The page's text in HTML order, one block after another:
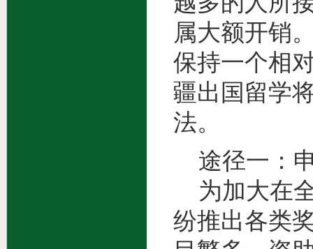
属大额开销
保持一个相
疆出国留学
法
途径一：
为加大在
纷推出各类